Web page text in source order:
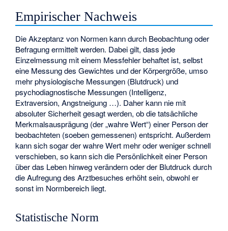
Empirischer Nachweis
Die Akzeptanz von Normen kann durch Beobachtung oder
Befragung ermittelt werden. Dabei gilt, dass jede
Einzelmessung mit einem Messfehler behaftet ist, selbst
eine Messung des Gewichtes und der Körpergröße, umso
mehr physiologische Messungen (Blutdruck) und
psychodiagnostische Messungen (Intelligenz,
Extraversion, Angstneigung …). Daher kann nie mit
absoluter Sicherheit gesagt werden, ob die tatsächliche
Merkmalsausprägung (der „wahre Wert“) einer Person der
beobachteten (soeben gemessenen) entspricht. Außerdem
kann sich sogar der wahre Wert mehr oder weniger schnell
verschieben, so kann sich die Persönlichkeit einer Person
über das Leben hinweg verändern oder der Blutdruck durch
die Aufregung des Arztbesuches erhöht sein, obwohl er
sonst im Normbereich liegt.
Statistische Norm